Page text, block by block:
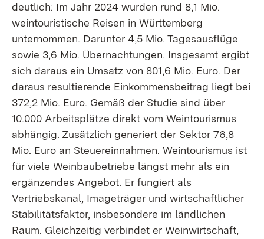
deutlich: Im Jahr 2024 wurden rund 8,1 Mio.
weintouristische Reisen in Württemberg
unternommen. Darunter 4,5 Mio. Tagesausflüge
sowie 3,6 Mio. Übernachtungen. Insgesamt ergibt
sich daraus ein Umsatz von 801,6 Mio. Euro. Der
daraus resultierende Einkommensbeitrag liegt bei
372,2 Mio. Euro. Gemäß der Studie sind über
10.000 Arbeitsplätze direkt vom Weintourismus
abhängig. Zusätzlich generiert der Sektor 76,8
Mio. Euro an Steuereinnahmen. Weintourismus ist
für viele Weinbaubetriebe längst mehr als ein
ergänzendes Angebot. Er fungiert als
Vertriebskanal, Imageträger und wirtschaftlicher
Stabilitätsfaktor, insbesondere im ländlichen
Raum. Gleichzeitig verbindet er Weinwirtschaft,